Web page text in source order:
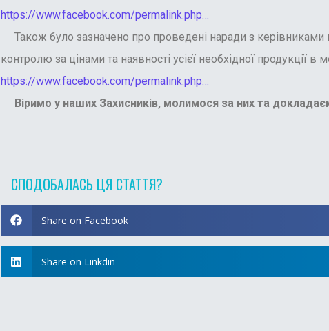
https://www.facebook.com/permalink.php…
Також було зазначено про проведені наради з керівниками
контролю за цінами та наявності усієї необхідної продукції в
https://www.facebook.com/permalink.php…
Віримо у наших Захисників, молимося за них та
СПОДОБАЛАСЬ ЦЯ СТАТТЯ?
Share on Facebook
Share on Linkdin